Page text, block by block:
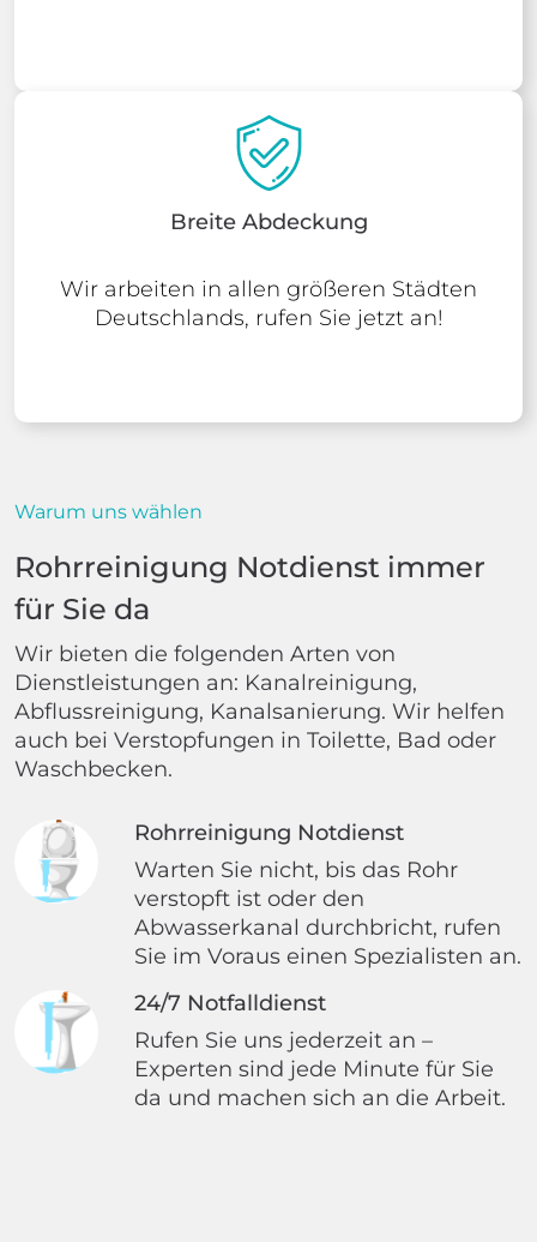
Breite Abdeckung
Wir arbeiten in allen größeren Städten
Deutschlands, rufen Sie jetzt an!
Warum uns wählen
Rohrreinigung Notdienst immer
für Sie da
Wir bieten die folgenden Arten von
Dienstleistungen an: Kanalreinigung,
Abflussreinigung, Kanalsanierung. Wir helfen
auch bei Verstopfungen in Toilette, Bad oder
Waschbecken.
Rohrreinigung Notdienst
Warten Sie nicht, bis das Rohr
verstopft ist oder den
Abwasserkanal durchbricht, rufen
Sie im Voraus einen Spezialisten an.
24/7 Notfalldienst
Rufen Sie uns jederzeit an –
Experten sind jede Minute für Sie
da und machen sich an die Arbeit.